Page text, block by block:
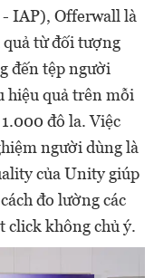
IAP), Offerwall là
từ đối tượng
đến tệp người
hiệu quả trên mỗi
đô la. Việc
người dùng là
của Unity giúp
đo lường các
click không chủ ý.